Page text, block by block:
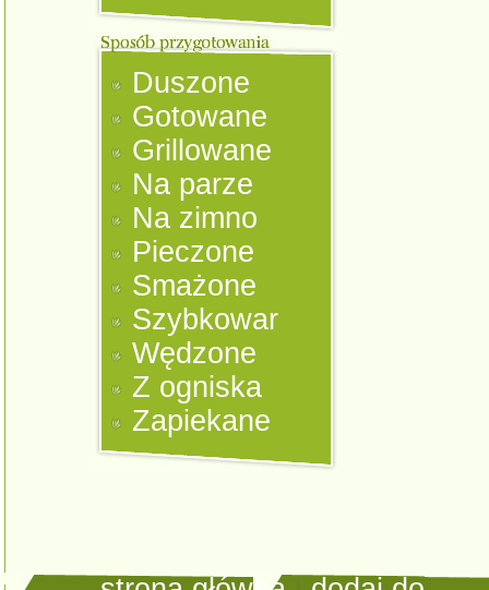
Duszone
Gotowane
Grillowane
Na parze
Na zimno
Pieczone
Smażone
Szybkowar
Wędzone
Z ogniska
Zapiekane